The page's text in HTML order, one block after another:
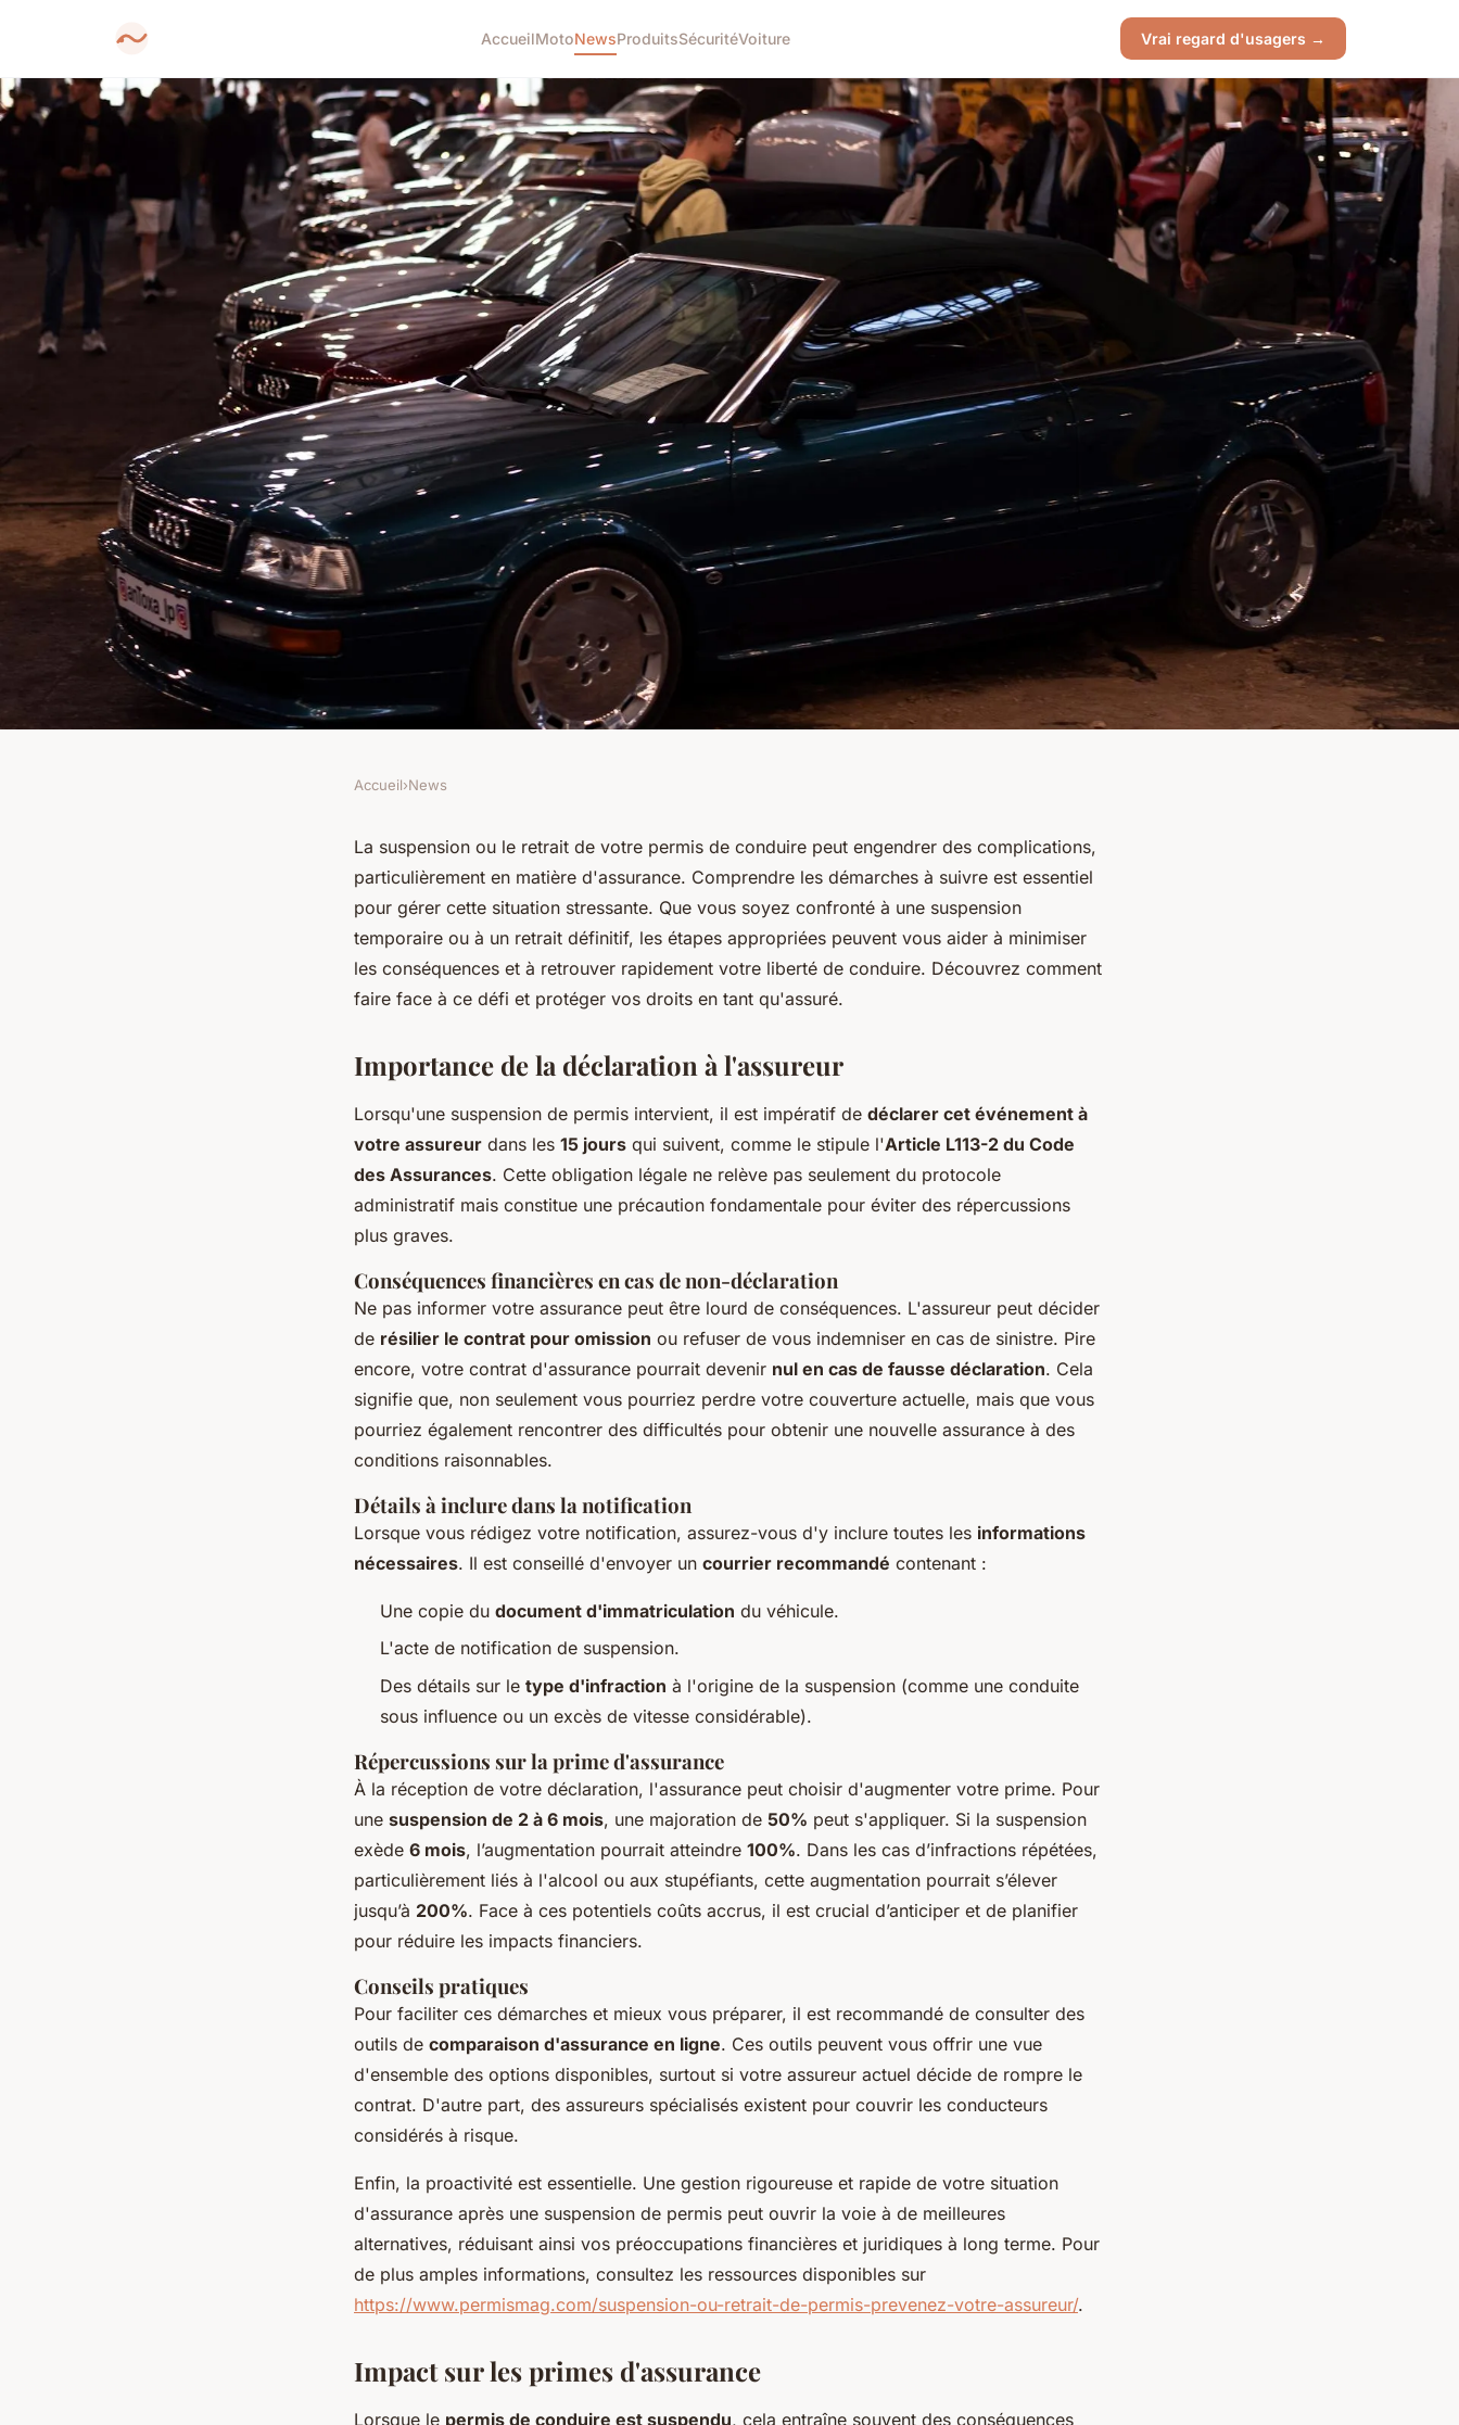
AccueilMotoNewsProduitsSécuritéVoiture Vrai regard d'usagers →
Suspension ou retrait de permis
assurance : les démarches à suivre
6 min de lecture
Accueil›News
La suspension ou le retrait de votre permis de conduire peut engendrer des complications,
particulièrement en matière d'assurance. Comprendre les démarches à suivre est essentiel
pour gérer cette situation stressante. Que vous soyez confronté à une suspension
temporaire ou à un retrait définitif, les étapes appropriées peuvent vous aider à minimiser
les conséquences et à retrouver rapidement votre liberté de conduire. Découvrez comment
faire face à ce défi et protéger vos droits en tant qu'assuré.
Importance de la déclaration à l'assureur
Lorsqu'une suspension de permis intervient, il est impératif de déclarer cet événement à
votre assureur dans les 15 jours qui suivent, comme le stipule l'Article L113-2 du Code
des Assurances. Cette obligation légale ne relève pas seulement du protocole
administratif mais constitue une précaution fondamentale pour éviter des répercussions
plus graves.
Conséquences financières en cas de non-déclaration
Ne pas informer votre assurance peut être lourd de conséquences. L'assureur peut décider
de résilier le contrat pour omission ou refuser de vous indemniser en cas de sinistre. Pire
encore, votre contrat d'assurance pourrait devenir nul en cas de fausse déclaration. Cela
signifie que, non seulement vous pourriez perdre votre couverture actuelle, mais que vous
pourriez également rencontrer des difficultés pour obtenir une nouvelle assurance à des
conditions raisonnables.
Détails à inclure dans la notification
Lorsque vous rédigez votre notification, assurez-vous d'y inclure toutes les informations
nécessaires. Il est conseillé d'envoyer un courrier recommandé contenant :
Une copie du document d'immatriculation du véhicule.
L'acte de notification de suspension.
Des détails sur le type d'infraction à l'origine de la suspension (comme une conduite
sous influence ou un excès de vitesse considérable).
Répercussions sur la prime d'assurance
À la réception de votre déclaration, l'assurance peut choisir d'augmenter votre prime. Pour
une suspension de 2 à 6 mois, une majoration de 50% peut s'appliquer. Si la suspension
exède 6 mois, l’augmentation pourrait atteindre 100%. Dans les cas d’infractions répétées,
particulièrement liés à l'alcool ou aux stupéfiants, cette augmentation pourrait s’élever
jusqu’à 200%. Face à ces potentiels coûts accrus, il est crucial d’anticiper et de planifier
pour réduire les impacts financiers.
Conseils pratiques
Pour faciliter ces démarches et mieux vous préparer, il est recommandé de consulter des
outils de comparaison d'assurance en ligne. Ces outils peuvent vous offrir une vue
d'ensemble des options disponibles, surtout si votre assureur actuel décide de rompre le
contrat. D'autre part, des assureurs spécialisés existent pour couvrir les conducteurs
considérés à risque.
Enfin, la proactivité est essentielle. Une gestion rigoureuse et rapide de votre situation
d'assurance après une suspension de permis peut ouvrir la voie à de meilleures
alternatives, réduisant ainsi vos préoccupations financières et juridiques à long terme. Pour
de plus amples informations, consultez les ressources disponibles sur
https://www.permismag.com/suspension-ou-retrait-de-permis-prevenez-votre-assureur/.
Impact sur les primes d'assurance
Lorsque le permis de conduire est suspendu, cela entraîne souvent des conséquences